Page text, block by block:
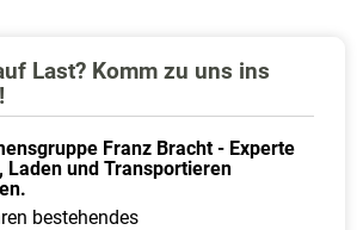
Last? Komm zu uns ins
Franz Bracht - Experte
Laden und Transportieren
bestehendes